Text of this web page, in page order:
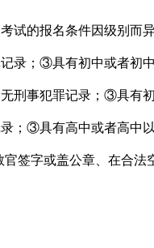
试的报名条件因级别
录；③具有初中或者初
刑事犯罪记录；③具有
；③具有高中或者高中
官签字或盖公章、在合法